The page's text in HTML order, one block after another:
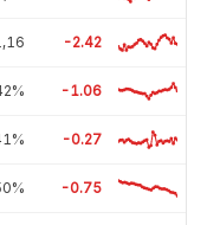
-2.42
-1.06
-0.27
-0.75